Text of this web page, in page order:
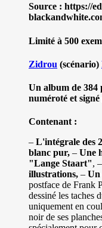
Source : https://
Limité à 500
Zidrou (scénario)
Un album de 384
numéroté et
Contenant :
– L'intégrale des
blanc pur, – Une
"Lange Staart", –
illustrations, – Un
postface de Frank
dessiné les taches
uniquement en
noir de ses